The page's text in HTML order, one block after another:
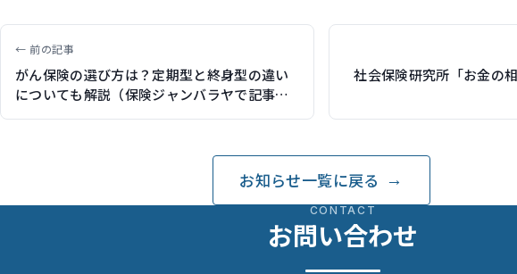
← 前の記事
がん保険の選び方は？定期型と終身型の違い
についても解説（保険ジャンバラヤで記事執
社会保険研究所「お金の
お知らせ一覧に戻る
CONTACT
お問い合わせ